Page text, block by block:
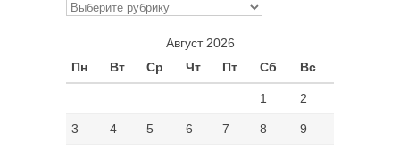
Рубрики
Август 2026
Пн
Вт Ср Чт Пт Сб Вс
1 2
3 4 5 6 7 8 9